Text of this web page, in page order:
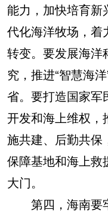
能力，加快培育新
代化海洋牧场，着
转变。要发展海洋
究，推进“智慧海
省。要打造国家军
开发和海上维权，
施共建、后勤共保
保障基地和海上救
大门。
第四，海南要